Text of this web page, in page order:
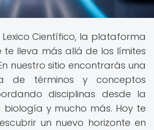
Lexico Científico, la plataforma
lleva más allá de los límites
nuestro sitio encontrarás una
de términos y conceptos
disciplinas desde la
y mucho más. Hoy te
un nuevo horizonte en